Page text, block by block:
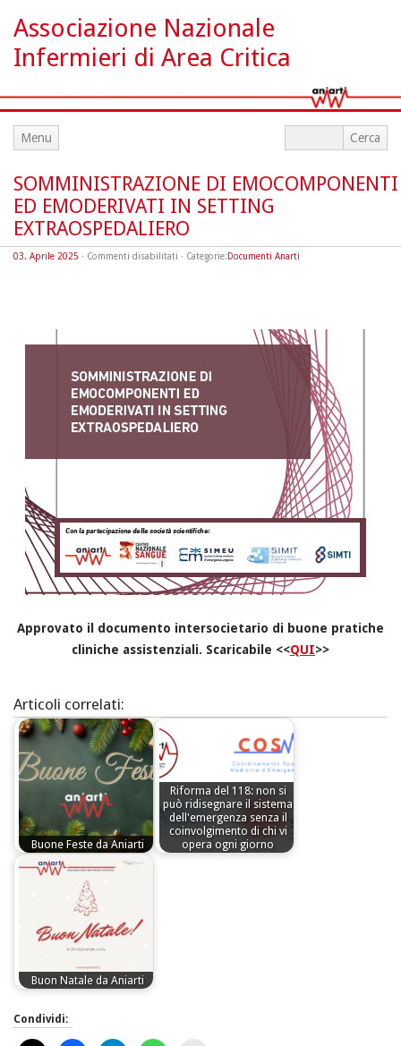
Associazione Nazionale
Infermieri di Area Critica
Menu
SOMMINISTRAZIONE DI EMOCOMPONENTI
ED EMODERIVATI IN SETTING
EXTRAOSPEDALIERO
03. Aprile 2025 · Commenti disabilitati su
SOMMINISTRAZIONE
EXTRAOSPEDALIERO
· Categorie: Documenti Anarti
Approvato il documento intersocietario di buone pratiche
cliniche assistenziali. Scaricabile <<QUI>>
Articoli correlati:
Buone Feste da Aniarti
Riforma del 118: non si
può ridisegnare il sistema
dell'emergenza senza il
coinvolgimento di chi vi
opera ogni giorno
Buon Natale da Aniarti
Condividi: